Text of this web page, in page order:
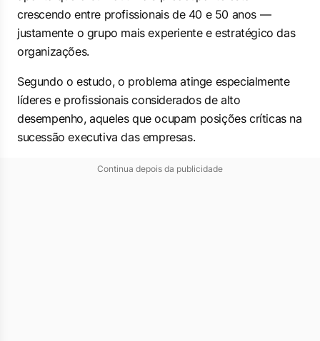
crescendo entre profissionais de 40 e 50 anos —
justamente o grupo mais experiente e estratégico das
organizações.
Segundo o estudo, o problema atinge especialmente
líderes e profissionais considerados de alto
desempenho, aqueles que ocupam posições críticas na
sucessão executiva das empresas.
Continua depois da publicidade